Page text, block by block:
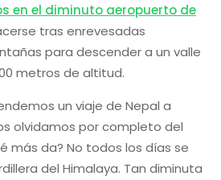
en el diminuto aeropuerto de
tras enrevesadas
para descender a un valle
metros de altitud.
un viaje de Nepal a
olvidamos por completo del
más da? No todos los días se
del Himalaya. Tan diminuta